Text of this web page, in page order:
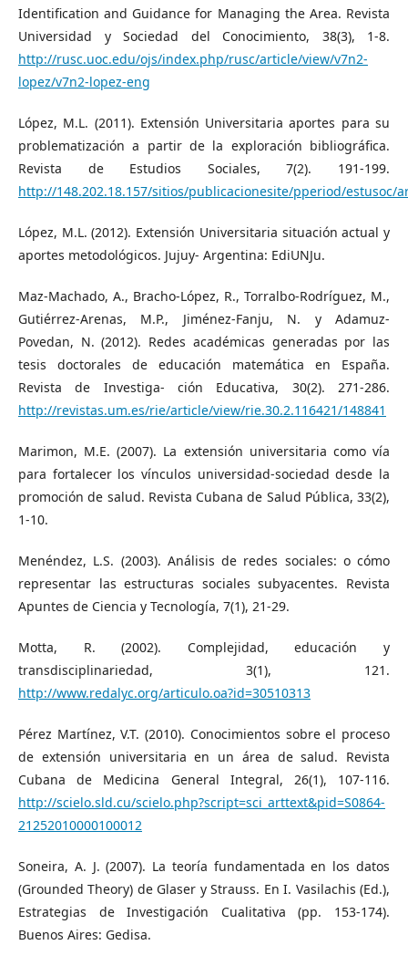
Identification and Guidance for Managing the Area. Revista
Universidad y Sociedad del Conocimiento, 38(3), 1-8.
http://rusc.uoc.edu/ojs/index.php/rusc/article/view/v7n2-
lopez/v7n2-lopez-eng
López, M.L. (2011). Extensión Universitaria aportes para su
problematización a partir de la exploración bibliográfica.
Revista de Estudios Sociales, 7(2). 191-199.
http://148.202.18.157/sitios/publicacionesite/pperiod/estusoc/
López, M.L. (2012). Extensión Universitaria situación actual y
aportes metodológicos. Jujuy- Argentina: EdiUNJu.
Maz-Machado, A., Bracho-López, R., Torralbo-Rodríguez, M.,
Gutiérrez-Arenas, M.P., Jiménez-Fanju, N. y Adamuz-
Povedan, N. (2012). Redes académicas generadas por las
tesis doctorales de educación matemática en España.
Revista de Investiga- ción Educativa, 30(2). 271-286.
http://revistas.um.es/rie/article/view/rie.30.2.116421/148841
Marimon, M.E. (2007). La extensión universitaria como vía
para fortalecer los vínculos universidad-sociedad desde la
promoción de salud. Revista Cubana de Salud Pública, 33(2),
1-10.
Menéndez, L.S. (2003). Análisis de redes sociales: o cómo
representar las estructuras sociales subyacentes. Revista
Apuntes de Ciencia y Tecnología, 7(1), 21-29.
Motta, R. (2002). Complejidad, educación y
transdisciplinariedad, 3(1), 121.
http://www.redalyc.org/articulo.oa?id=30510313
Pérez Martínez, V.T. (2010). Conocimientos sobre el proceso
de extensión universitaria en un área de salud. Revista
Cubana de Medicina General Integral, 26(1), 107-116.
http://scielo.sld.cu/scielo.php?script=sci_arttext&pid=S0864-
21252010000100012
Soneira, A. J. (2007). La teoría fundamentada en los datos
(Grounded Theory) de Glaser y Strauss. En I. Vasilachis (Ed.),
Estrategias de Investigación Cualitativa (pp. 153-174).
Buenos Aires: Gedisa.